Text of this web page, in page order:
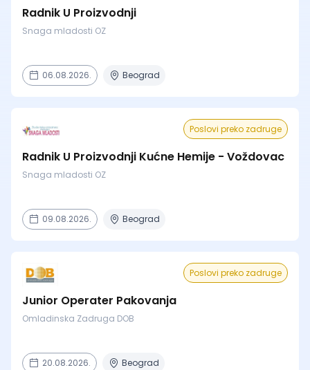
Radnik U Proizvodnji
Snaga mladosti OZ
06.08.2026. Beograd
Poslovi preko zadruge
Radnik U Proizvodnji Kućne Hemije - Voždovac
Snaga mladosti OZ
09.08.2026. Beograd
Poslovi preko zadruge
Junior Operater Pakovanja
Omladinska Zadruga DOB
20.08.2026. Beograd